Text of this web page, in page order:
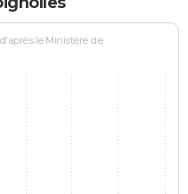
le Ministère de